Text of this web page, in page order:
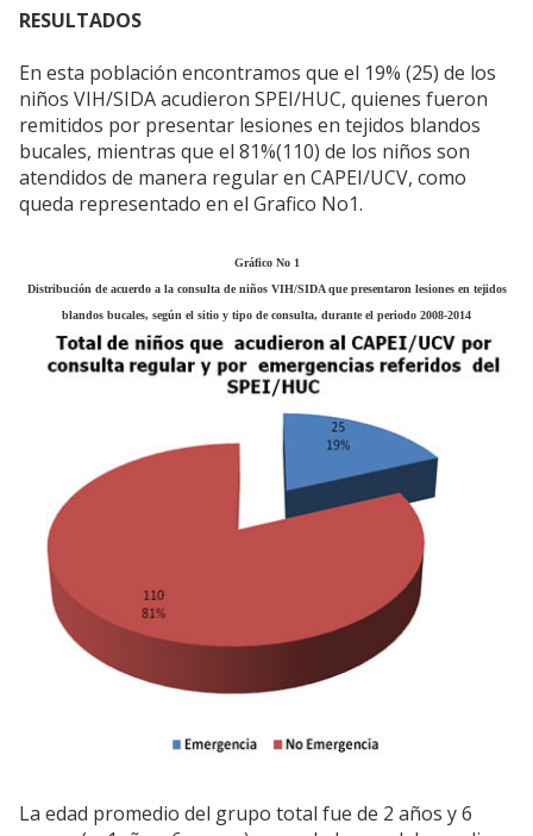
RESULTADOS
En esta población encontramos que el 19% (25) de los
niños VIH/SIDA acudieron SPEI/HUC, quienes fueron
remitidos por presentar lesiones en tejidos blandos
bucales, mientras que el 81%(110) de los niños son
atendidos de manera regular en CAPEI/UCV, como
queda representado en el Grafico No1.
Gráfico No 1
Distribución de acuerdo a la consulta de niños VIH/SIDA que presentaron lesiones en tejidos
blandos bucales, según el sitio y tipo de consulta, durante el periodo 2008-2014
La edad promedio del grupo total fue de 2 años y 6